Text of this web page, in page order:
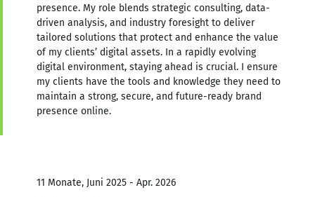
presence. My role blends strategic consulting, data-
driven analysis, and industry foresight to deliver
tailored solutions that protect and enhance the value
of my clients’ digital assets. In a rapidly evolving
digital environment, staying ahead is crucial. I ensure
my clients have the tools and knowledge they need to
maintain a strong, secure, and future-ready brand
presence online.
11 Monate, Juni 2025 - Apr. 2026